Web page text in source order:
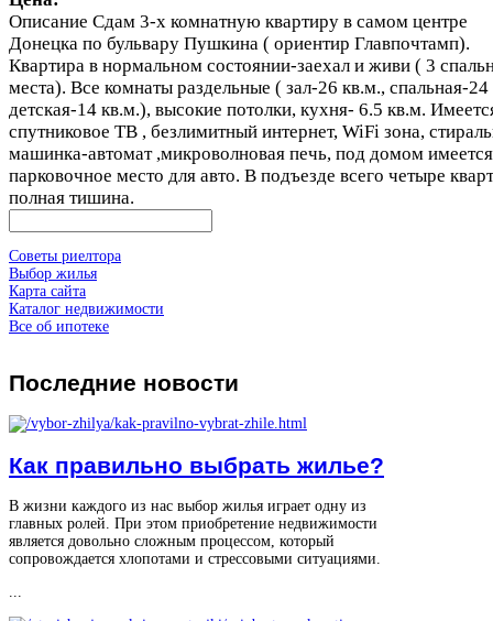
Описание Сдам 3-х комнатную квартиру в самом центре
Донецка по бульвару Пушкина ( ориентир Главпочтамп).
Квартира в нормальном состоянии-заехал и живи ( 3
места). Все комнаты раздельные ( зал-26 кв.м., спальная-
детская-14 кв.м.), высокие потолки, кухня- 6.5 кв.м.
спутниковое ТВ , безлимитный интернет, WiFi зона,
машинка-автомат ,микроволновая печь, под домом имеется
парковочное место для авто. В подъезде всего четыре
полная тишина.
Советы риелтора
Выбор жилья
Карта сайта
Каталог недвижимости
Все об ипотеке
Последние новости
Как правильно выбрать жилье?
В жизни каждого из нас выбор жилья играет одну из
главных ролей. При этом приобретение недвижимости
является довольно сложным процессом, который
сопровождается хлопотами и стрессовыми ситуациями.
...